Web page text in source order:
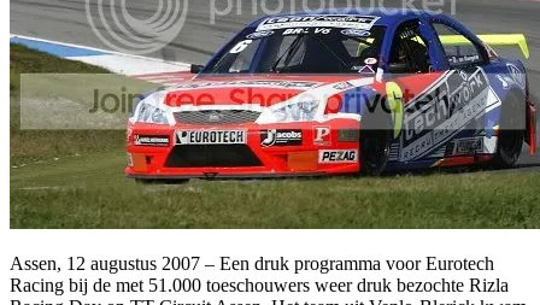
Assen, 12 augustus 2007 – Een druk programma voor Eurotech
Racing bij de met 51.000 toeschouwers weer druk bezochte Rizla